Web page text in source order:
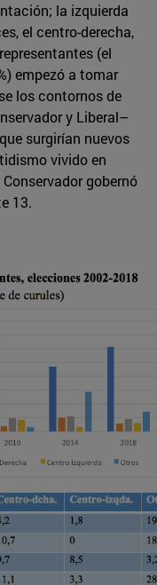
la izquierda
el centro-derecha,
(el
empezó a tomar
los contornos de
y Liberal–
surgirían nuevos
vivido en
gobernó
13.